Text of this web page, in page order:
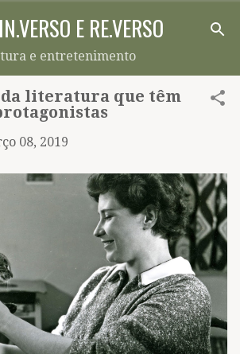
o conteúdo principal
E RE.VERSO
e entretenimento
literatura que têm
08, 2019